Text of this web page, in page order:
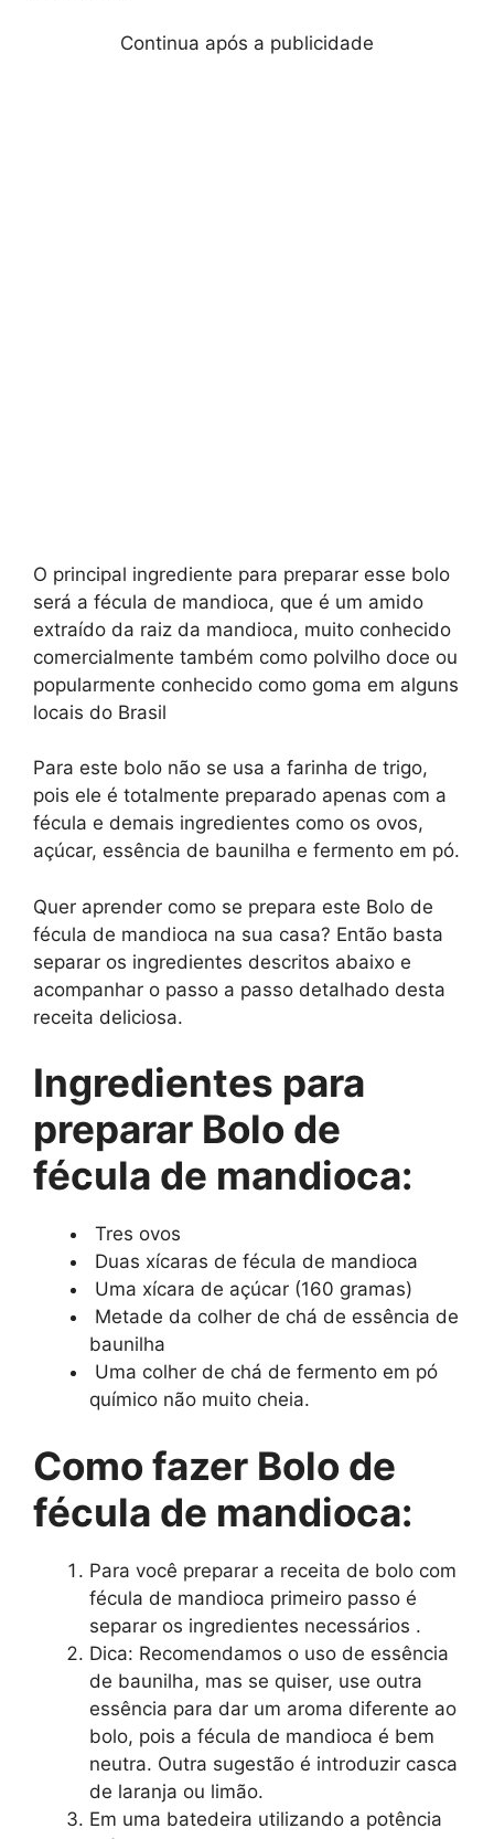
Continua após a publicidade
O principal ingrediente para preparar esse bolo
será a fécula de mandioca, que é um amido
extraído da raiz da mandioca, muito conhecido
comercialmente também como polvilho doce ou
popularmente conhecido como goma em alguns
locais do Brasil
Para este bolo não se usa a farinha de trigo,
pois ele é totalmente preparado apenas com a
fécula e demais ingredientes como os ovos,
açúcar, essência de baunilha e fermento em pó.
Quer aprender como se prepara este Bolo de
fécula de mandioca na sua casa? Então basta
separar os ingredientes descritos abaixo e
acompanhar o passo a passo detalhado desta
receita deliciosa.
Ingredientes para
preparar Bolo de
fécula de mandioca:
Tres ovos
Duas xícaras de fécula de mandioca
Uma xícara de açúcar (160 gramas)
Metade da colher de chá de essência de
baunilha
Uma colher de chá de fermento em pó
químico não muito cheia.
Como fazer Bolo de
fécula de mandioca:
Para você preparar a receita de bolo com
fécula de mandioca primeiro passo é
separar os ingredientes necessários .
Dica: Recomendamos o uso de essência
de baunilha, mas se quiser, use outra
essência para dar um aroma diferente ao
bolo, pois a fécula de mandioca é bem
neutra. Outra sugestão é introduzir casca
de laranja ou limão.
Em uma batedeira utilizando a potência